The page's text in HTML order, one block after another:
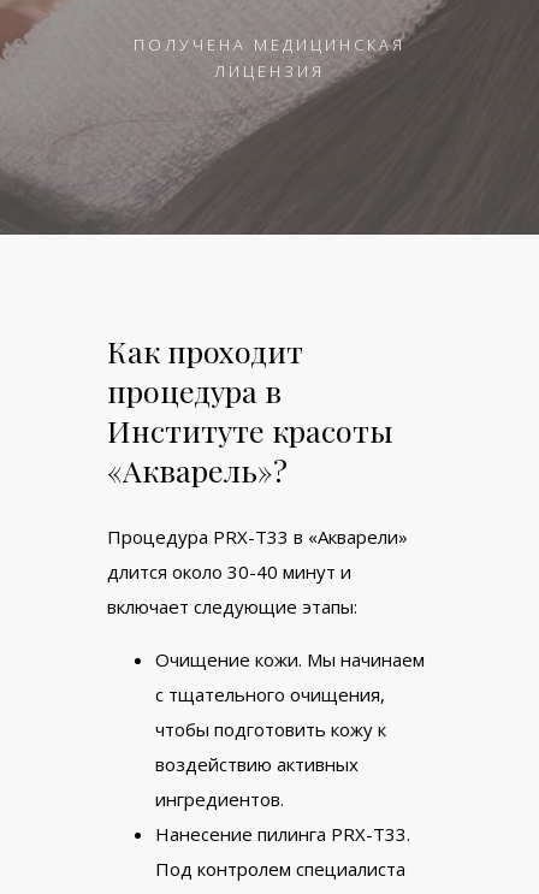
ПОЛУЧЕНА МЕДИЦИНСКАЯ
ЛИЦЕНЗИЯ
Как проходит
процедура в
Институте красоты
«Акварель»?
Процедура PRX-T33 в «Акварели»
длится около 30-40 минут и
включает следующие этапы:
Очищение кожи. Мы начинаем
с тщательного очищения,
чтобы подготовить кожу к
воздействию активных
ингредиентов.
Нанесение пилинга PRX-T33.
Под контролем специалиста